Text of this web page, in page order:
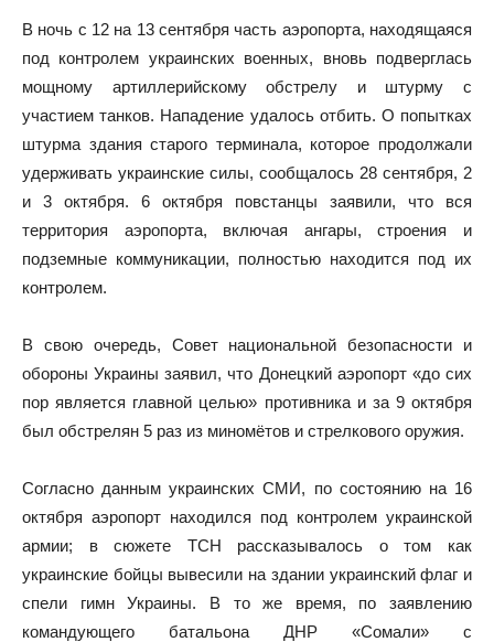
В ночь с 12 на 13 сентября часть аэропорта, находящаяся
под контролем украинских военных, вновь подверглась
мощному артиллерийскому обстрелу и штурму с
участием танков. Нападение удалось отбить. О попытках
штурма здания старого терминала, которое продолжали
удерживать украинские силы, сообщалось 28 сентября, 2
и 3 октября. 6 октября повстанцы заявили, что вся
территория аэропорта, включая ангары, строения и
подземные коммуникации, полностью находится под их
контролем.
В свою очередь, Совет национальной безопасности и
обороны Украины заявил, что Донецкий аэропорт «до сих
пор является главной целью» противника и за 9 октября
был обстрелян 5 раз из миномётов и стрелкового оружия.
Согласно данным украинских СМИ, по состоянию на 16
октября аэропорт находился под контролем украинской
армии; в сюжете ТСН рассказывалось о том как
украинские бойцы вывесили на здании украинский флаг и
спели гимн Украины. В то же время, по заявлению
командующего батальона ДНР «Сомали» с